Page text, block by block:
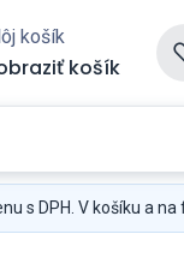
košík
košík
s DPH. V košíku a